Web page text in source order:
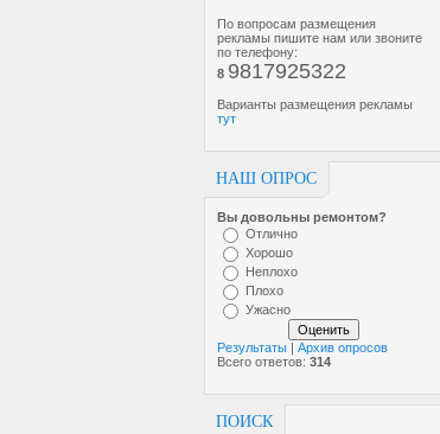
По вопросам размещения
рекламы пишите нам или звоните
по телефону:
8 9817925322
Варианты размещения рекламы
тут
НАШ ОПРОС
Вы довольны ремонтом?
Отлично
Хорошо
Неплохо
Плохо
Ужасно
Результаты
Архив опросов
Всего ответов: 314
ПОИСК